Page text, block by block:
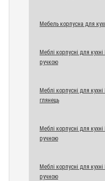
Мебель корпусна для
Меблі корпусні для
ручкою
Меблі корпусні для
глянець
Меблі корпусні для
ручною
Меблі корпусні для
ручною